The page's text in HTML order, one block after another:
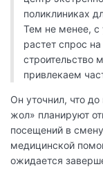
поликлиниках
Тем не менее, с
растет спрос
строительство
привлекаем
Он уточнил, что
жол» планируют
посещений в
медицинской
ожидается